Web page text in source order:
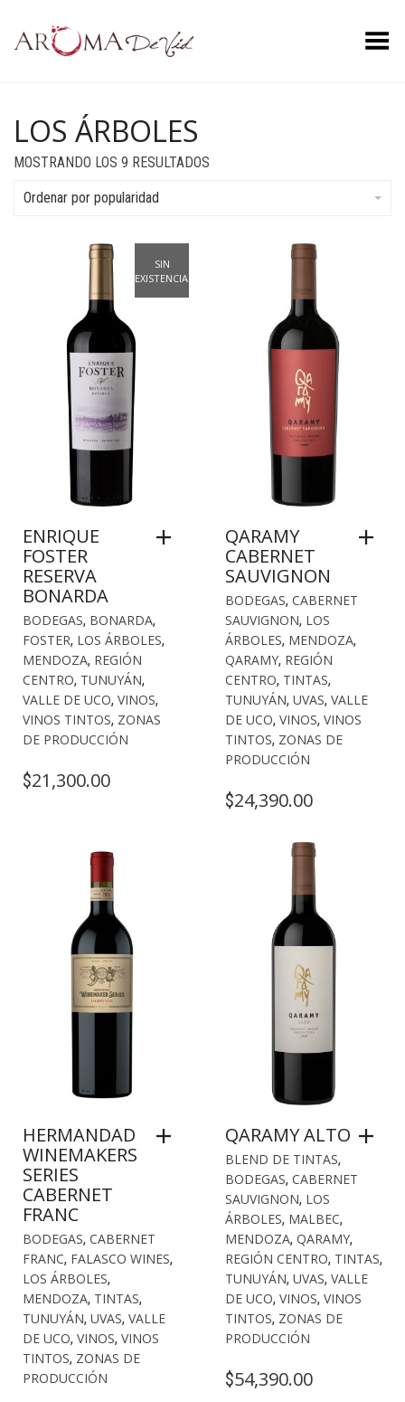
Menú
LOS ÁRBOLES
MOSTRANDO LOS 9 RESULTADOS
Ordenar por popularidad
SIN
EXISTENCIAS
ENRIQUE
FOSTER
RESERVA
BONARDA
BODEGAS, BONARDA,
FOSTER, LOS ÁRBOLES,
MENDOZA, REGIÓN
CENTRO, TUNUYÁN,
VALLE DE UCO, VINOS,
VINOS TINTOS, ZONAS
DE PRODUCCIÓN
$21,300.00
QARAMY
CABERNET
SAUVIGNON
BODEGAS, CABERNET
SAUVIGNON, LOS
ÁRBOLES, MENDOZA,
QARAMY, REGIÓN
CENTRO, TINTAS,
TUNUYÁN, UVAS, VALLE
DE UCO, VINOS, VINOS
TINTOS, ZONAS DE
PRODUCCIÓN
$24,390.00
HERMANDAD
WINEMAKERS
SERIES
CABERNET
FRANC
BODEGAS, CABERNET
FRANC, FALASCO WINES,
LOS ÁRBOLES,
MENDOZA, TINTAS,
TUNUYÁN, UVAS, VALLE
DE UCO, VINOS, VINOS
TINTOS, ZONAS DE
PRODUCCIÓN
QARAMY ALTO
BLEND DE TINTAS,
BODEGAS, CABERNET
SAUVIGNON, LOS
ÁRBOLES, MALBEC,
MENDOZA, QARAMY,
REGIÓN CENTRO, TINTAS,
TUNUYÁN, UVAS, VALLE
DE UCO, VINOS, VINOS
TINTOS, ZONAS DE
PRODUCCIÓN
$54,390.00